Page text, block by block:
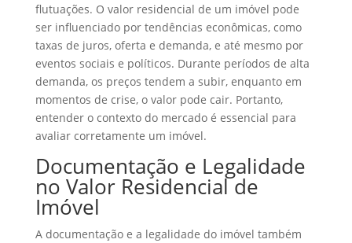
flutuações. O valor residencial de um imóvel pode
ser influenciado por tendências econômicas, como
taxas de juros, oferta e demanda, e até mesmo por
eventos sociais e políticos. Durante períodos de alta
demanda, os preços tendem a subir, enquanto em
momentos de crise, o valor pode cair. Portanto,
entender o contexto do mercado é essencial para
avaliar corretamente um imóvel.
Documentação e Legalidade
no Valor Residencial de
Imóvel
A documentação e a legalidade do imóvel também